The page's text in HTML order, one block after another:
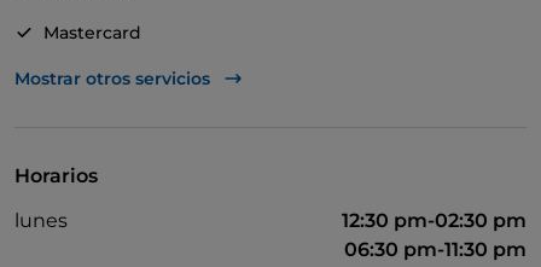
Mastercard
TheFork PAY
Mostrar otros servicios
Horarios
lunes
12:30 pm-02:30 pm
06:30 pm-11:30 pm